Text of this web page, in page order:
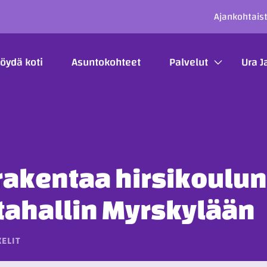
koti Asuntokohteet Palvelut Ura
Myrskylään